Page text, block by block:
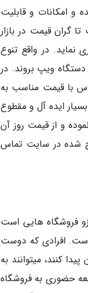
و امکانات و قابلیت
گران قیمت در بازار
نماید. در واقع تنوع
ویپ بروند. در
با قیمت مناسب به
ایده آل و مقطوع
و از قیمت روز آن
شده در سایت تماس
فروشگاه هایی است
است. افرادی که دوست
کنند، میتوانند به
حضوری به فروشگاه